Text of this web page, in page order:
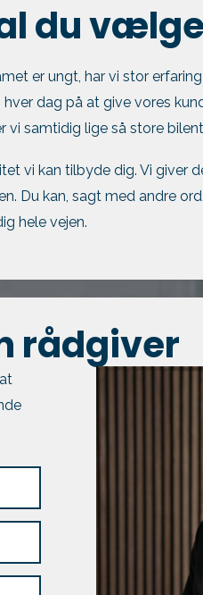
du
er ungt, har vi stor
dag på at give vores
vi samtidig lige så store
vi kan tilbyde dig. Vi giver
Du kan, sagt med andre
hele vejen.
rådgiver